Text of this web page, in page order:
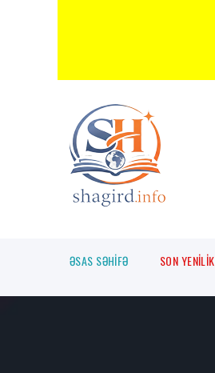
ƏSAS SƏHİFƏ SON